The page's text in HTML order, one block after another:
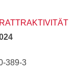
389-3